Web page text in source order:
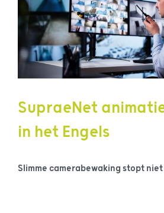
SupraeNet
in het Engels
Slimme camerabewaking stopt